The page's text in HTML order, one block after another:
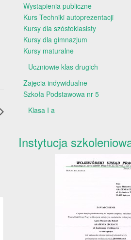
Wystąpienia publiczne
Kurs Techniki autoprezentacji
Kursy dla szóstoklasisty
Kursy dla gimnazjum
Kursy maturalne
Uczniowie klas drugich
Zajęcia indywidualne
Szkoła Podstawowa nr 5
Klasa I a
Instytucja